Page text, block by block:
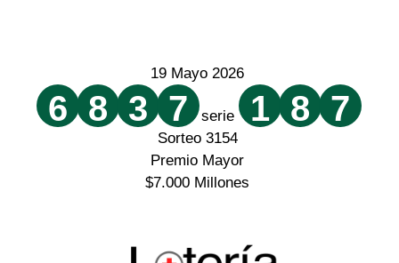
19 Mayo 2026
6 8 3 7 serie 1 8 7
Sorteo 3154
Premio Mayor
$7.000 Millones